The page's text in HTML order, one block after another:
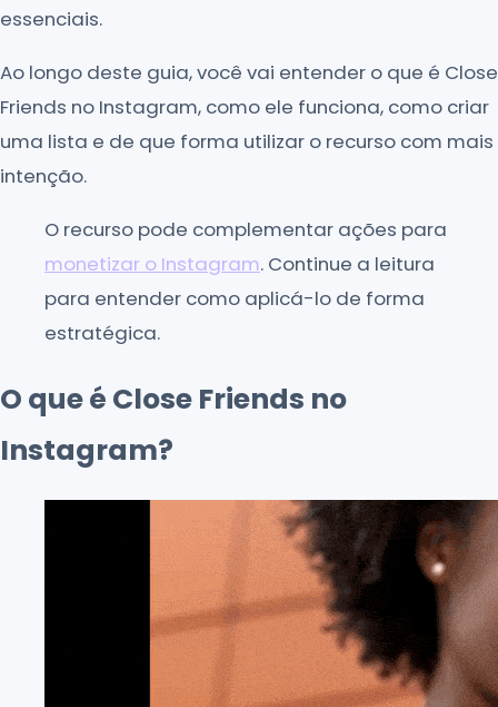
essenciais.
Ao longo deste guia, você vai entender o que é Close
Friends no Instagram, como ele funciona, como criar
uma lista e de que forma utilizar o recurso com mais
intenção.
O recurso pode complementar ações para
monetizar o Instagram. Continue a leitura
para entender como aplicá-lo de forma
estratégica.
O que é Close Friends no
Instagram?